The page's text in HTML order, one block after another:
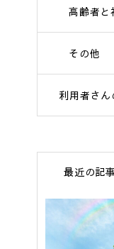
高齢者と
その他
利用者さん
最近の記